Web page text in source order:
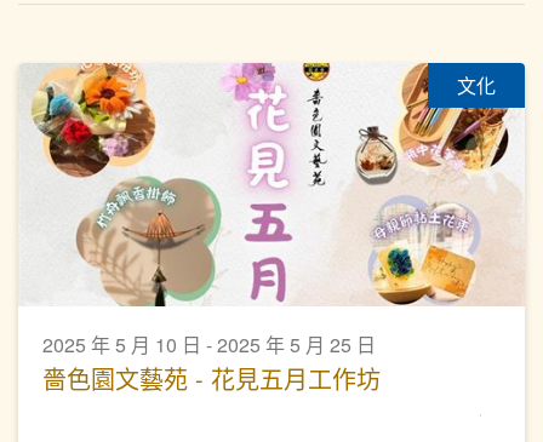
文化
2025 年 5 月 10 日 - 2025 年 5 月 25 日
嗇色園文藝苑 - 花見五月工作坊